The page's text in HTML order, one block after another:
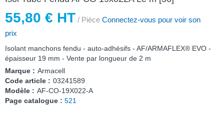
55,80 € HT / Pièce Connectez-vous pour voir son
prix
Isolant manchons fendu - auto-adhésifs - AF/ARMAFLEX® EVO -
épaisseur 19 mm - Vente par longueur de 2 m
Marque : Armacell
Code article : 03241589
Modèle : AF-CO-19X022-A
Page catalogue : 521